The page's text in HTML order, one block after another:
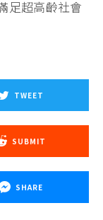
足超高齡社會
TWEET
SUBMIT
SHARE